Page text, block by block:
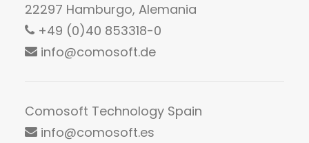
22297 Hamburgo, Alemania
+49 (0)40 853318-0
info@comosoft.de
Comosoft Technology Spain
info@comosoft.es